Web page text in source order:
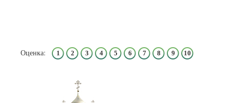
Оценка: 1 2 3 4 5 6 7 8 9 10